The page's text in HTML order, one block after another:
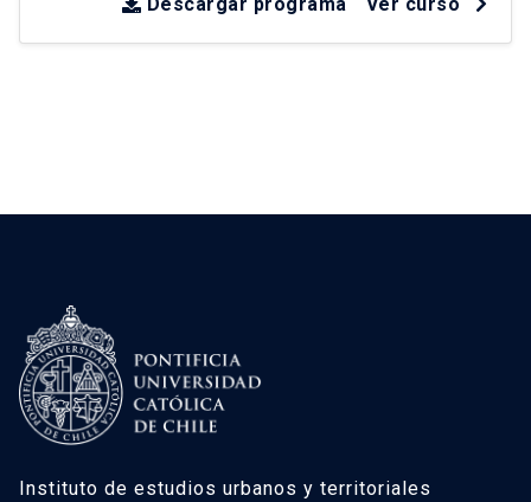
Instituto de estudios urbanos y territoriales